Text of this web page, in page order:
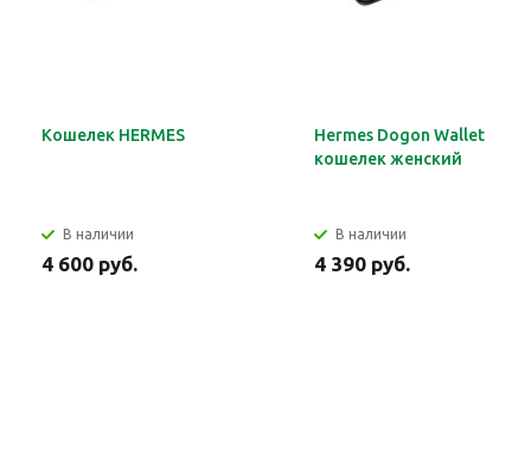
Кошелек HERMES
В наличии
4 600 руб.
Hermes Dogon Wallet
кошелек женский
В наличии
4 390 руб.